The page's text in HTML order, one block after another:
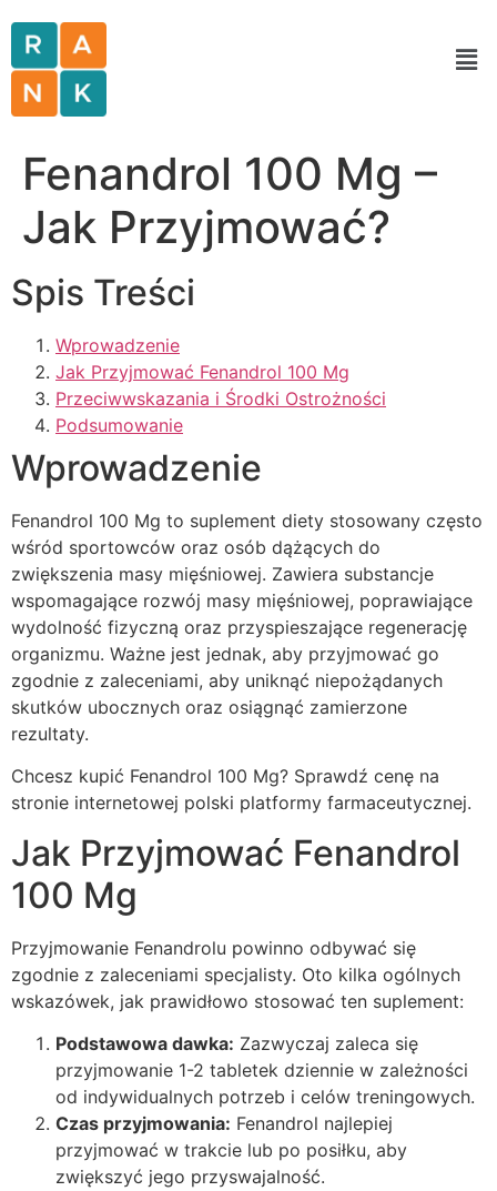
Fenandrol 100 Mg –
Jak Przyjmować?
Spis Treści
Wprowadzenie
Jak Przyjmować Fenandrol 100 Mg
Przeciwwskazania i Środki Ostrożności
Podsumowanie
Wprowadzenie
Fenandrol 100 Mg to suplement diety stosowany często
wśród sportowców oraz osób dążących do
zwiększenia masy mięśniowej. Zawiera substancje
wspomagające rozwój masy mięśniowej, poprawiające
wydolność fizyczną oraz przyspieszające regenerację
organizmu. Ważne jest jednak, aby przyjmować go
zgodnie z zaleceniami, aby uniknąć niepożądanych
skutków ubocznych oraz osiągnąć zamierzone
rezultaty.
Chcesz kupić Fenandrol 100 Mg? Sprawdź cenę na
stronie internetowej polski platformy farmaceutycznej.
Jak Przyjmować Fenandrol
100 Mg
Przyjmowanie Fenandrolu powinno odbywać się
zgodnie z zaleceniami specjalisty. Oto kilka ogólnych
wskazówek, jak prawidłowo stosować ten suplement:
Podstawowa dawka: Zazwyczaj zaleca się
przyjmowanie 1-2 tabletek dziennie w zależności
od indywidualnych potrzeb i celów treningowych.
Czas przyjmowania: Fenandrol najlepiej
przyjmować w trakcie lub po posiłku, aby
zwiększyć jego przyswajalność.